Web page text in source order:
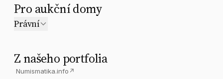
Pro aukční domy
Právní
Z našeho portfolia
Numismatika.info ↗